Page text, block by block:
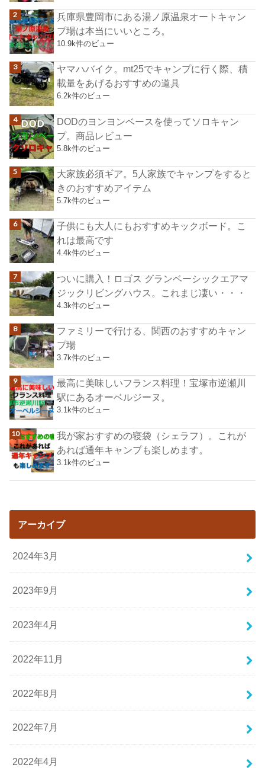
兵庫県豊岡市にある湯ノ原温泉オートキャン
プ場は本当にいいところ。
10.9k件のビュー
ヤマハバイク。mt25でキャンプに行く際、積
載量をあげるおすすめの道具
6.2k件のビュー
DODのヨンヨンベースを使ってソロキャン
プ。商品レビュー
5.8k件のビュー
大家族必須ギア。5人家族でキャンプをすると
きのおすすめアイテム
5.7k件のビュー
子供にも大人にもおすすめキックボード。こ
れは最高です
4.4k件のビュー
ついに購入！ロゴス グランベーシックエアマ
ジックリビングハウス。これまじ凄い・・・
4.3k件のビュー
ファミリーで行ける、関西のおすすめキャン
プ場
3.7k件のビュー
最高に美味しいフランス料理！宝塚市逆瀬川
駅にあるオーベルジーヌ。
3.1k件のビュー
我が家おすすめの寝袋（シェラフ）。これが
あれば通年キャンプも楽しめます。
3.1k件のビュー
アーカイブ
2024年3月
2023年9月
2023年4月
2022年11月
2022年8月
2022年7月
2022年4月